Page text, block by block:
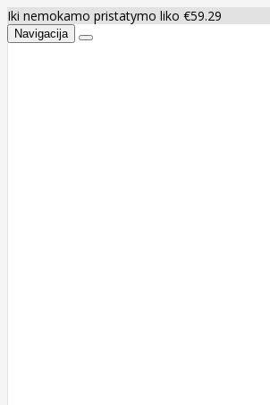
Iki nemokamo pristatymo liko €59.29
Navigacija